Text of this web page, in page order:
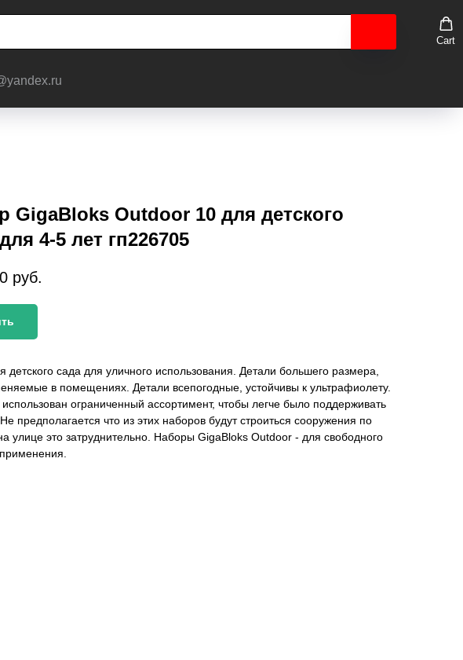
Cart
GigaBloks Outdoor 10 для детского
4-5 лет гп226705
руб.
детского сада для уличного использования. Детали большего размера,
в помещениях. Детали всепогодные, устойчивы к ультрафиолету.
ограниченный ассортимент, чтобы легче было поддерживать
предполагается что из этих наборов будут строиться сооружения по
улице это затруднительно. Наборы GigaBloks Outdoor - для свободного